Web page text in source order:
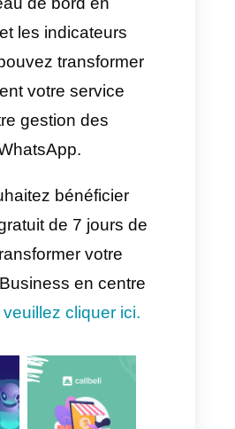
courantes avec
préapprouvés
ou par le
.
des clients en
de leur intention
la charge de travail
et améliore la
du service.